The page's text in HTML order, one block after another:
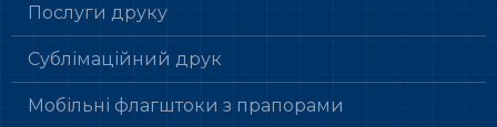
Послуги друку
Сублімаційний друк
Мобільні флагштоки з прапорами